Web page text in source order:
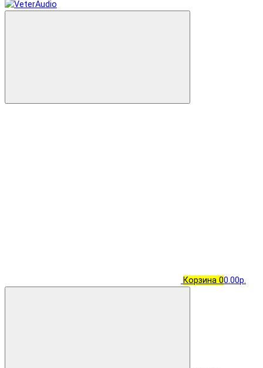
Корзина 00.00р.